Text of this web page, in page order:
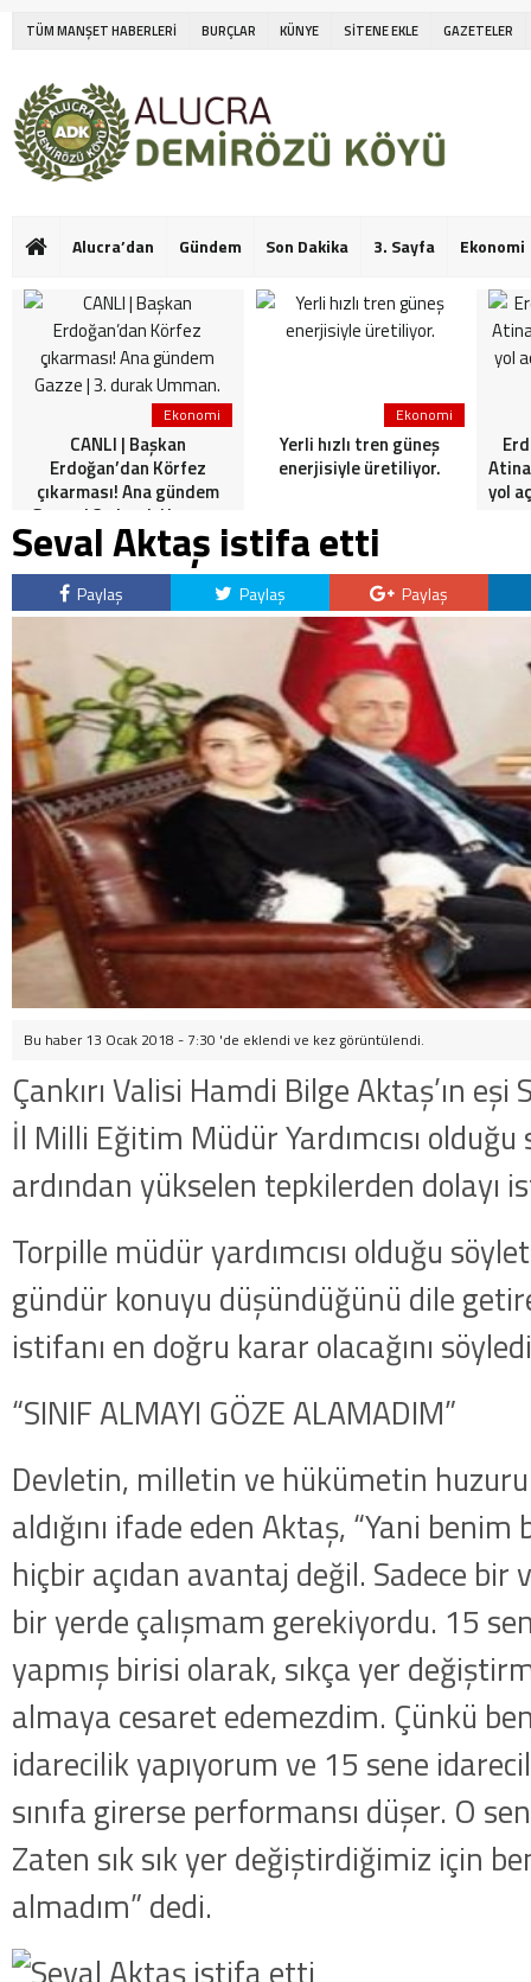
TÜM MANŞET HABERLERİ BURÇLAR KÜNYE SİTENE EKLE GAZETELER
Alucra’dan Gündem Son Dakika 3. Sayfa Ekonomi
Ekonomi
CANLI | Başkan
Erdoğan’dan Körfez
çıkarması! Ana gündem
Gazze | 3. durak Umman.
Ekonomi
Yerli hızlı tren güneş
enerjisiyle üretiliyor.
yol
Seval Aktaş istifa etti
Paylaş Paylaş Paylaş
Bu haber 13 Ocak 2018 - 7:30 'de eklendi ve kez görüntülendi.
Çankırı Valisi Hamdi Bilge Aktaş’ın
İl Milli Eğitim Müdür Yardımcısı
ardından yükselen tepkilerden dolayı
Torpille müdür yardımcısı olduğu
gündür konuyu düşündüğünü dile
istifanı en doğru karar olacağını
“SINIF ALMAYI GÖZE ALAMADIM”
Devletin, milletin ve hükümetin
aldığını ifade eden Aktaş, “Yani benim
hiçbir açıdan avantaj değil. Sadece bir
bir yerde çalışmam gerekiyordu. 15
yapmış birisi olarak, sıkça yer
almaya cesaret edemezdim. Çünkü
idarecilik yapıyorum ve 15 sene
sınıfa girerse performansı düşer. O
Zaten sık sık yer değiştirdiğimiz için
almadım” dedi.